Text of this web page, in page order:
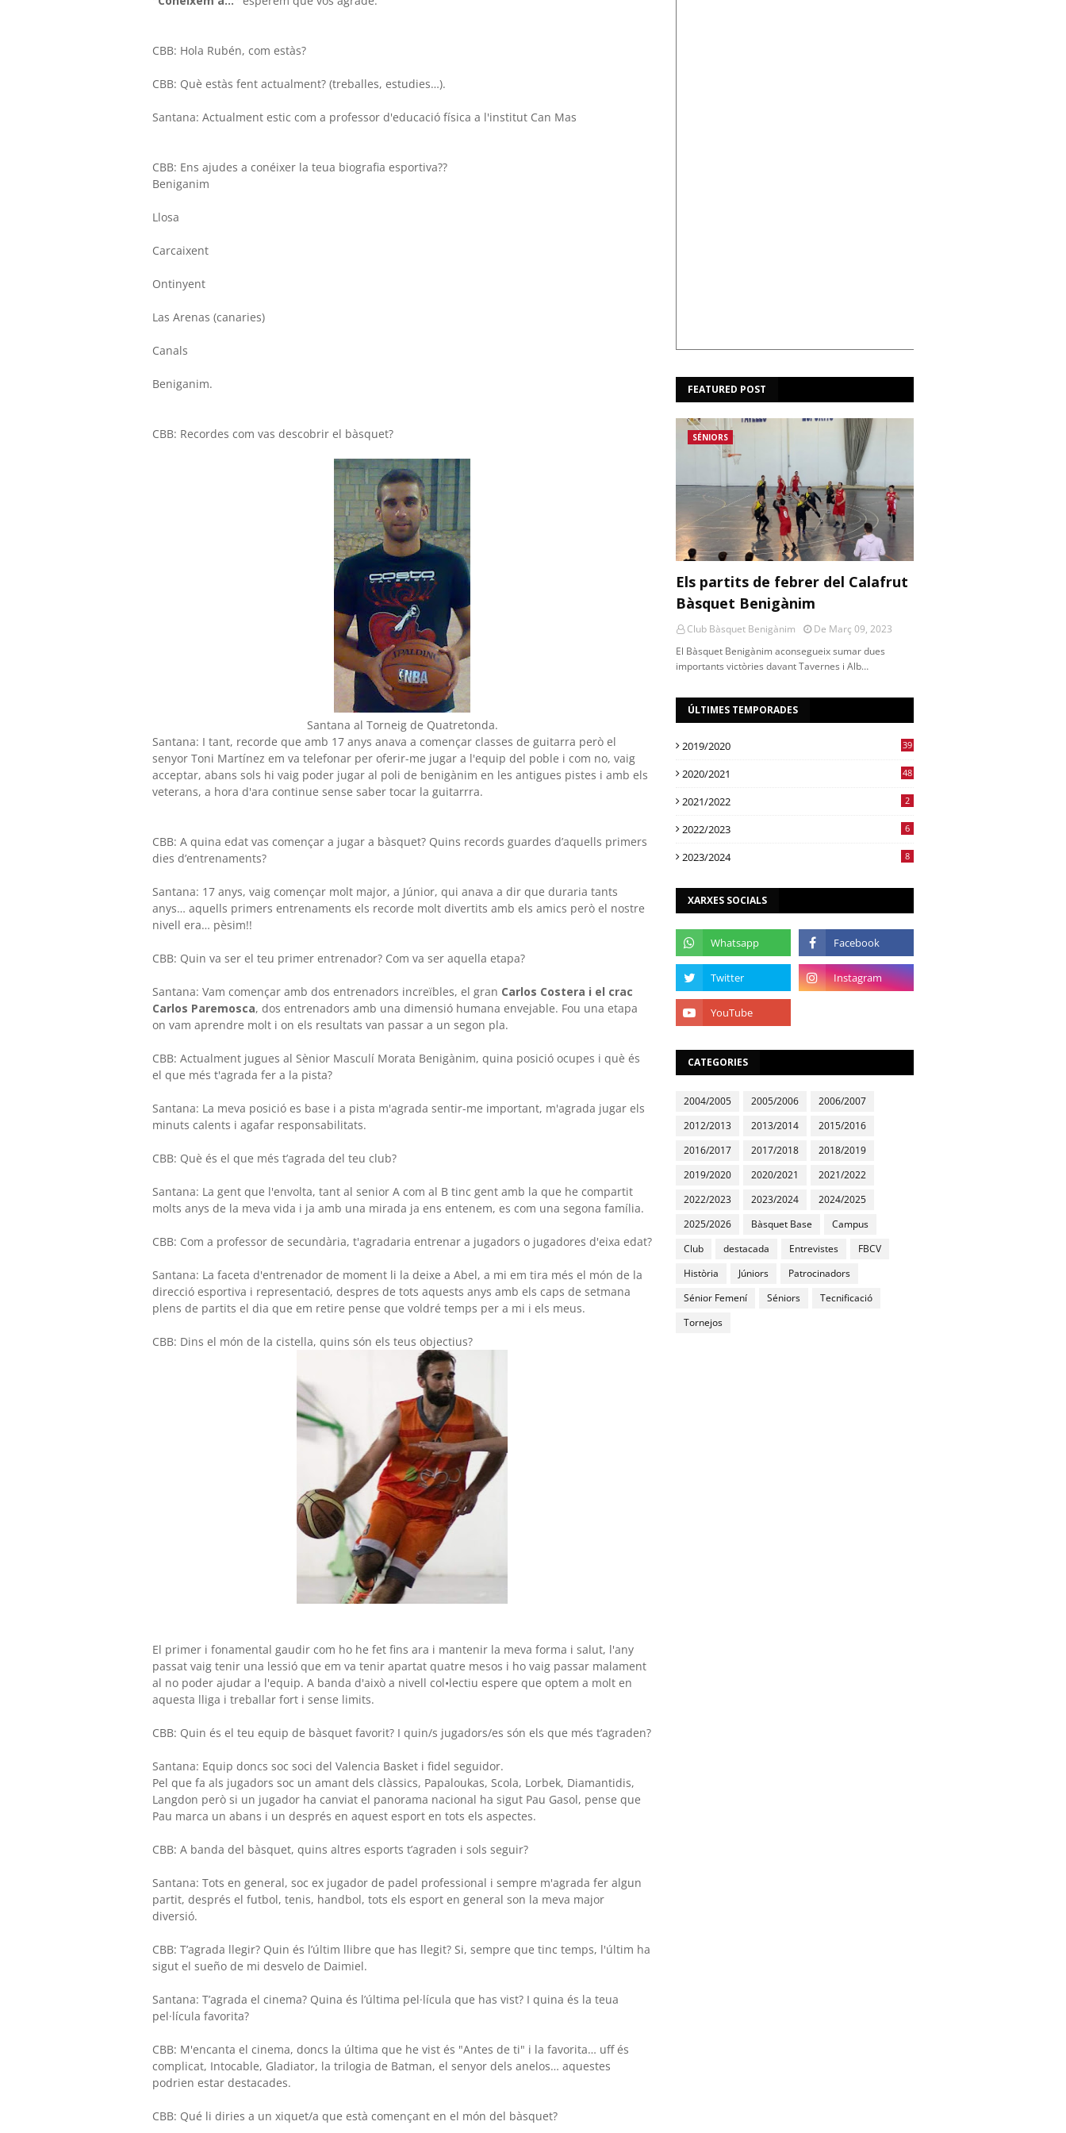
CBB: Hola Rubén, com estàs?
CBB: Què estàs fent actualment? (treballes, estudies…).
Santana: Actualment estic com a professor d'educació física a l'institut Can Mas
CBB: Ens ajudes a conéixer la teua biografia esportiva??
Beniganim
Llosa
Carcaixent
Ontinyent
Las Arenas (canaries)
Canals
Beniganim.
CBB: Recordes com vas descobrir el bàsquet?
Santana al Torneig de Quatretonda.
Santana: I tant, recorde que amb 17 anys anava a començar classes de guitarra però el
senyor Toni Martínez em va telefonar per oferir-me jugar a l'equip del poble i com no, vaig
acceptar, abans sols hi vaig poder jugar al poli de benigànim en les antigues pistes i amb els
veterans, a hora d'ara continue sense saber tocar la guitarrra.
CBB: A quina edat vas començar a jugar a bàsquet? Quins records guardes d’aquells primers
dies d’entrenaments?
Santana: 17 anys, vaig començar molt major, a Júnior, qui anava a dir que duraria tants
anys… aquells primers entrenaments els recorde molt divertits amb els amics però el nostre
nivell era… pèsim!!
CBB: Quin va ser el teu primer entrenador? Com va ser aquella etapa?
Santana: Vam començar amb dos entrenadors increïbles, el gran Carlos Costera i el crac
Carlos Paremosca, dos entrenadors amb una dimensió humana envejable. Fou una etapa
on vam aprendre molt i on els resultats van passar a un segon pla.
CBB: Actualment jugues al Sènior Masculí Morata Benigànim, quina posició ocupes i què és
el que més t'agrada fer a la pista?
Santana: La meva posició es base i a pista m'agrada sentir-me important, m'agrada jugar els
minuts calents i agafar responsabilitats.
CBB: Què és el que més t’agrada del teu club?
Santana: La gent que l'envolta, tant al senior A com al B tinc gent amb la que he compartit
molts anys de la meva vida i ja amb una mirada ja ens entenem, es com una segona família.
CBB: Com a professor de secundària, t'agradaria entrenar a jugadors o jugadores d'eixa edat?
Santana: La faceta d'entrenador de moment li la deixe a Abel, a mi em tira més el món de la
direcció esportiva i representació, despres de tots aquests anys amb els caps de setmana
plens de partits el dia que em retire pense que voldré temps per a mi i els meus.
CBB: Dins el món de la cistella, quins són els teus objectius?
El primer i fonamental gaudir com ho he fet fins ara i mantenir la meva forma i salut, l'any
passat vaig tenir una lessió que em va tenir apartat quatre mesos i ho vaig passar malament
al no poder ajudar a l'equip. A banda d'això a nivell col•lectiu espere que optem a molt en
aquesta lliga i treballar fort i sense limits.
CBB: Quin és el teu equip de bàsquet favorit? I quin/s jugadors/es són els que més t’agraden?
Santana: Equip doncs soc soci del Valencia Basket i fidel seguidor.
Pel que fa als jugadors soc un amant dels clàssics, Papaloukas, Scola, Lorbek, Diamantidis,
Langdon però si un jugador ha canviat el panorama nacional ha sigut Pau Gasol, pense que
Pau marca un abans i un després en aquest esport en tots els aspectes.
CBB: A banda del bàsquet, quins altres esports t’agraden i sols seguir?
Santana: Tots en general, soc ex jugador de padel professional i sempre m'agrada fer algun
partit, després el futbol, tenis, handbol, tots els esport en general son la meva major
diversió.
CBB: T’agrada llegir? Quin és l’últim llibre que has llegit? Si, sempre que tinc temps, l'últim ha
sigut el sueño de mi desvelo de Daimiel.
Santana: T’agrada el cinema? Quina és l’última pel·lícula que has vist? I quina és la teua
pel·lícula favorita?
CBB: M'encanta el cinema, doncs la última que he vist és "Antes de ti" i la favorita… uff és
complicat, Intocable, Gladiator, la trilogia de Batman, el senyor dels anelos… aquestes
podrien estar destacades.
CBB: Qué li diries a un xiquet/a que està començant en el món del bàsquet?
FEATURED POST
SÉNIORS
Els partits de febrer del Calafrut
Bàsquet Benigànim
Club Bàsquet Benigànim
De Març 09, 2023
El Bàsquet Benigànim aconsegueix sumar dues
importants victòries davant Tavernes i Alb…
ÚLTIMES TEMPORADES
2019/2020 39
2020/2021 48
2021/2022 2
2022/2023 6
2023/2024 8
XARXES SOCIALS
CATEGORIES
2004/2005 2005/2006
2006/2007
2012/2013
2013/2014
2015/2016
2016/2017
2017/2018
2018/2019
2019/2020
2020/2021
2021/2022
2022/2023
2023/2024
2024/2025
2025/2026
Bàsquet Base
Campus
Club
destacada Entrevistes
FBCV
Història
Júniors
Patrocinadors
Sénior Femení
Séniors
Tecnificació
Tornejos